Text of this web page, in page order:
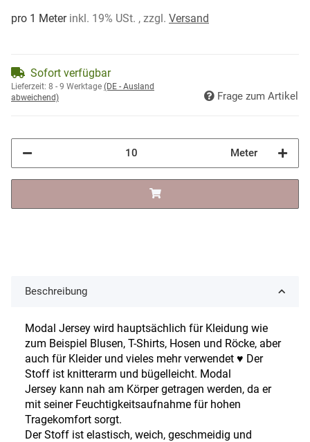
pro 1 Meter inkl. 19% USt. , zzgl. Versand
Sofort verfügbar
Lieferzeit: 8 - 9 Werktage (DE - Ausland
abweichend)
Frage zum Artikel
Meter
Beschreibung
Modal Jersey wird hauptsächlich für Kleidung wie
zum Beispiel Blusen, T-Shirts, Hosen und Röcke, aber
auch für Kleider und vieles mehr verwendet ♥ Der
Stoff ist knitterarm und bügelleicht. Modal
Jersey kann nah am Körper getragen werden, da er
mit seiner Feuchtigkeitsaufnahme für hohen
Tragekomfort sorgt.
Der Stoff ist elastisch, weich, geschmeidig und